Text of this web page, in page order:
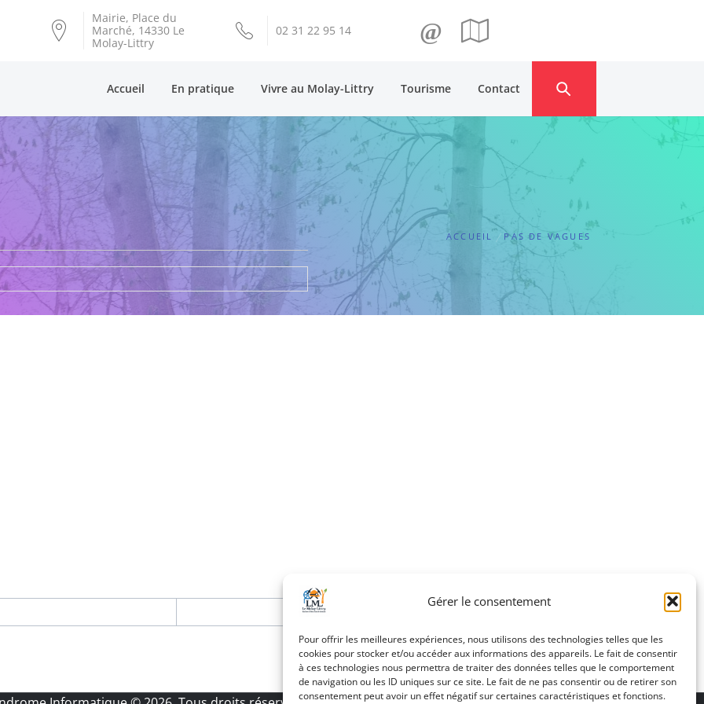
Gérer le consentement
Pour offrir les meilleures expériences, nous utilisons des technologies telles que les
cookies pour stocker et/ou accéder aux informations des appareils. Le fait de consentir
à ces technologies nous permettra de traiter des données telles que le comportement
de navigation ou les ID uniques sur ce site. Le fait de ne pas consentir ou de retirer son
consentement peut avoir un effet négatif sur certaines caractéristiques et fonctions.
Mairie, Place du
Marché, 14330 Le
Molay-Littry
02 31 22 95 14 @
Accueil En pratique Vivre au Molay-Littry Tourisme Contact
ACCUEIL PAS DE VAGUES